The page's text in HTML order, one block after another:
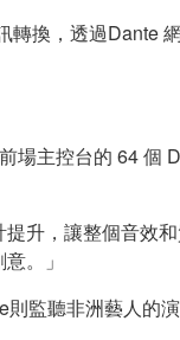
轉換，透過
場主控台的 64
升，讓整個音
。」
監聽非洲藝人的